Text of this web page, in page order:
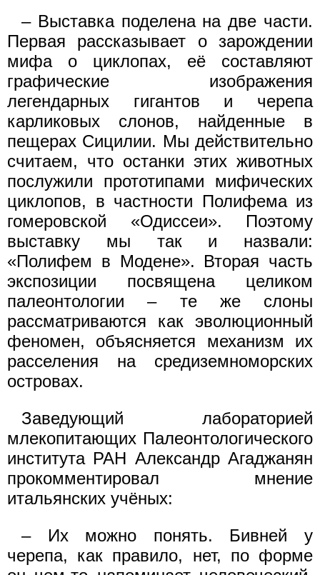
– Выставка поделена на две части.
Первая рассказывает о зарождении
мифа о циклопах, её составляют
графические изображения
легендарных гигантов и черепа
карликовых слонов, найденные в
пещерах Сицилии. Мы действительно
считаем, что останки этих животных
послужили прототипами мифических
циклопов, в частности Полифема из
гомеровской «Одиссеи». Поэтому
выставку мы так и назвали:
«Полифем в Модене». Вторая часть
экспозиции посвящена целиком
палеонтологии – те же слоны
рассматриваются как эволюционный
феномен, объясняется механизм их
расселения на средиземноморских
островах.
Заведующий лабораторией
млекопитающих Палеонтологического
института РАН Александр Агаджанян
прокомментировал мнение
итальянских учёных:
– Их можно понять. Бивней у
черепа, как правило, нет, по форме